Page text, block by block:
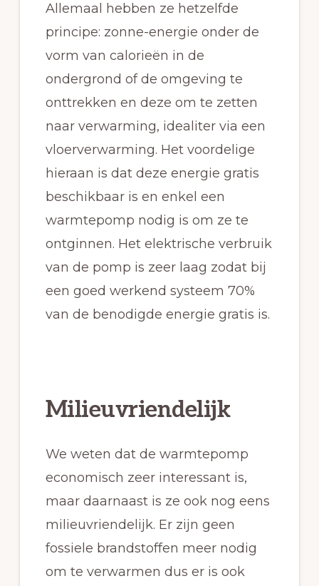
Allemaal hebben ze hetzelfde
principe: zonne-energie onder de
vorm van calorieën in de
ondergrond of de omgeving te
onttrekken en deze om te zetten
naar verwarming, idealiter via een
vloerverwarming. Het voordelige
hieraan is dat deze energie gratis
beschikbaar is en enkel een
warmtepomp nodig is om ze te
ontginnen. Het elektrische verbruik
van de pomp is zeer laag zodat bij
een goed werkend systeem 70%
van de benodigde energie gratis is.
Milieuvriendelijk
We weten dat de warmtepomp
economisch zeer interessant is,
maar daarnaast is ze ook nog eens
milieuvriendelijk. Er zijn geen
fossiele brandstoffen meer nodig
om te verwarmen dus er is ook